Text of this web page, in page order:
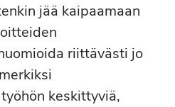
jää kaipaamaan
riittävästi jo
keskittyviä,